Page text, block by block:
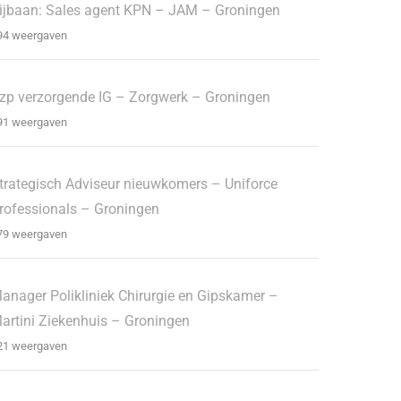
Sales agent KPN – JAM – Groningen
weergaven
verzorgende IG – Zorgwerk – Groningen
weergaven
Adviseur nieuwkomers – Uniforce
– Groningen
weergaven
Polikliniek Chirurgie en Gipskamer –
Ziekenhuis – Groningen
weergaven